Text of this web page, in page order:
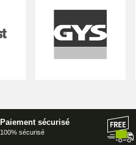
Paiement sécurisé
100% sécurisé